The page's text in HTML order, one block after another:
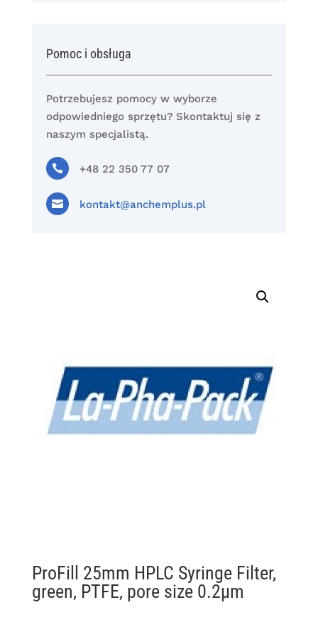
Pomoc i obsługa
Potrzebujesz pomocy w wyborze
odpowiedniego sprzętu? Skontaktuj się z
naszym specjalistą.
 +48 22 350 77 07
 kontakt@anchemplus.pl
ProFill 25mm HPLC Syringe Filter,
green, PTFE, pore size 0.2µm